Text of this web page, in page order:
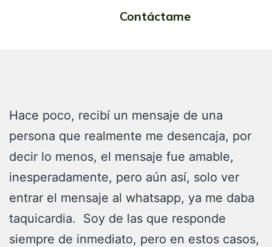
Contáctame
tres días
Hace poco, recibí un mensaje de una
persona que realmente me desencaja, por
decir lo menos, el mensaje fue amable,
inesperadamente, pero aún así, solo ver
entrar el mensaje al whatsapp, ya me daba
taquicardia. Soy de las que responde
siempre de inmediato, pero en estos casos,